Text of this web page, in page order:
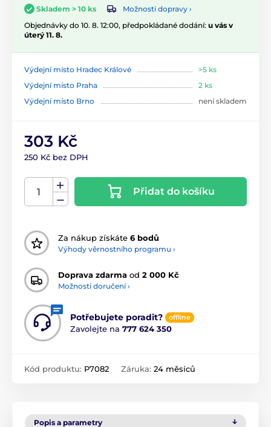
Skladem > 10 ks
Možnosti dopravy ›
Objednávky do 10. 8. 12:00, předpokládané dodání: u vás v
úterý 11. 8.
Výdejní místo Hradec Králové
>5 ks
Výdejní místo Praha
2 ks
Výdejní místo Brno
není skladem
303 Kč
250 Kč bez DPH
Přidat do košíku
Za nákup získáte 6 bodů
Výhody věrnostního programu ›
Doprava zdarma od 2 000 Kč
Možnosti doručení ›
Potřebujete poradit? offline
Zavolejte na 777 624 350
Kód produktu: P7082 Záruka: 24 měsíců
Popis a parametry